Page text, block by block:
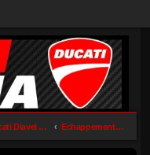
Ducati Diavel 1200 Echappements (Diavel)